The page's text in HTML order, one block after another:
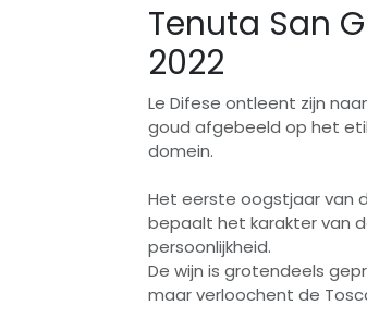
Tenuta San
2022
Le Difese ontleent zijn
goud afgebeeld op het
domein.
Het eerste oogstjaar van
bepaalt het karakter van
persoonlijkheid.
De wijn is grotendeels
maar verloochent de